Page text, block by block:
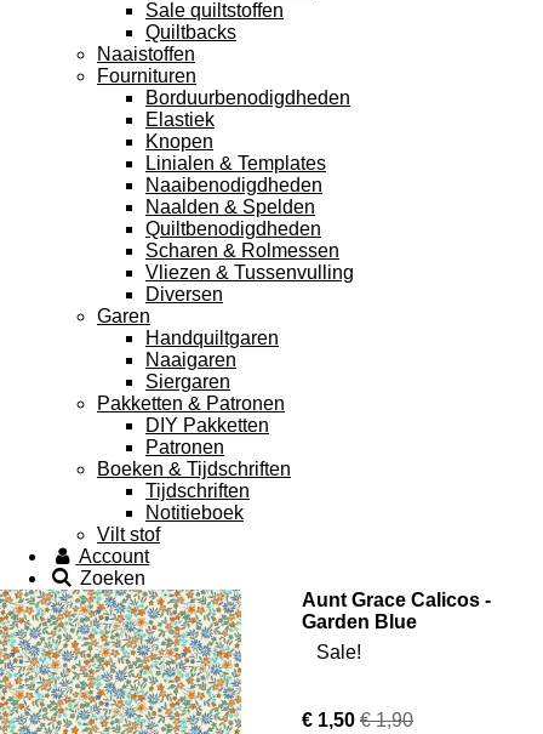
Sale quiltstoffen
Quiltbacks
Naaistoffen
Fournituren
Borduurbenodigdheden
Elastiek
Knopen
Linialen & Templates
Naaibenodigdheden
Naalden & Spelden
Quiltbenodigdheden
Scharen & Rolmessen
Vliezen & Tussenvulling
Diversen
Garen
Handquiltgaren
Naaigaren
Siergaren
Pakketten & Patronen
DIY Pakketten
Patronen
Boeken & Tijdschriften
Tijdschriften
Notitieboek
Vilt stof
Account
Zoeken
Aunt Grace Calicos -
Garden Blue
Sale!
€ 1,50 € 1,90